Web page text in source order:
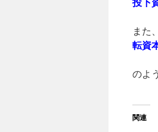
また、
転資
のよ
関連